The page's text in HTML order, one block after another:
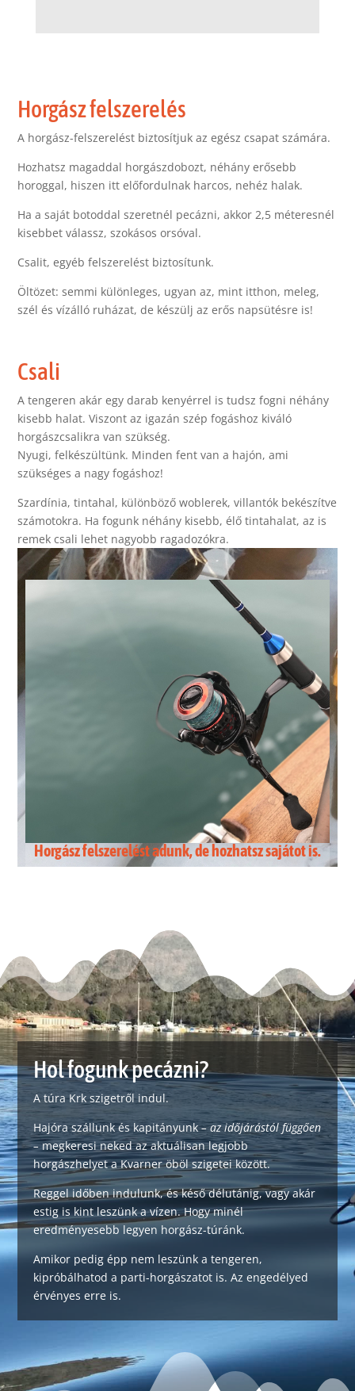
Horgász felszerelés
A horgász-felszerelést biztosítjuk az egész csapat számára.
Hozhatsz magaddal horgászdobozt, néhány erősebb
horoggal, hiszen itt előfordulnak harcos, nehéz halak.
Ha a saját botoddal szeretnél pecázni, akkor 2,5 méteresnél
kisebbet válassz, szokásos orsóval.
Csalit, egyéb felszerelést biztosítunk.
Öltözet: semmi különleges, ugyan az, mint itthon, meleg,
szél és vízálló ruházat, de készülj az erős napsütésre is!
Csali
A tengeren akár egy darab kenyérrel is tudsz fogni néhány
kisebb halat. Viszont az igazán szép fogáshoz kiváló
horgászcsalikra van szükség.
Nyugi, felkészültünk. Minden fent van a hajón, ami
szükséges a nagy fogáshoz!
Szardínia, tintahal, különböző woblerek, villantók bekészítve
számotokra. Ha fogunk néhány kisebb, élő tintahalat, az is
remek csali lehet nagyobb ragadozókra.
Horgász felszerelést adunk, de hozhatsz sajátot is.
Hol fogunk pecázni?
A túra Krk szigetről indul.
Hajóra szállunk és kapitányunk– az időjárástól függően
–megkeresi neked az aktuálisan legjobb
horgászhelyet a Kvarner öböl szigetei között.
Reggel időben indulunk, és késő délutánig, vagy akár
estig is kint leszünk a vízen. Hogy minél
eredményesebb legyen horgász-túránk.
Amikor pedig épp nem leszünk a tengeren,
kipróbálhatod a parti-horgászatot is. Az engedélyed
érvényes erre is.